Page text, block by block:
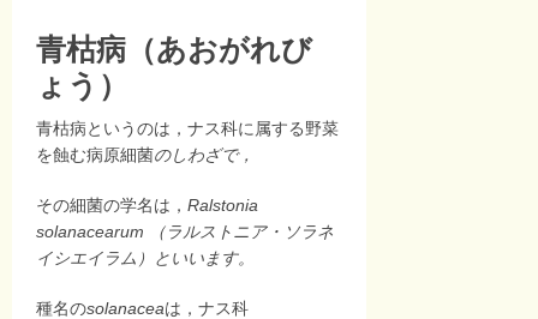
青枯病（あおがれび
ょう）
青枯病というのは，ナス科に属する野菜
を蝕む病原細菌のしわざで，
その細菌の学名は， Ralstonia
solanacearum （ラルストニア・ソラネ
イシエイラム）といいます。
種名のsolanaceaは，ナス科